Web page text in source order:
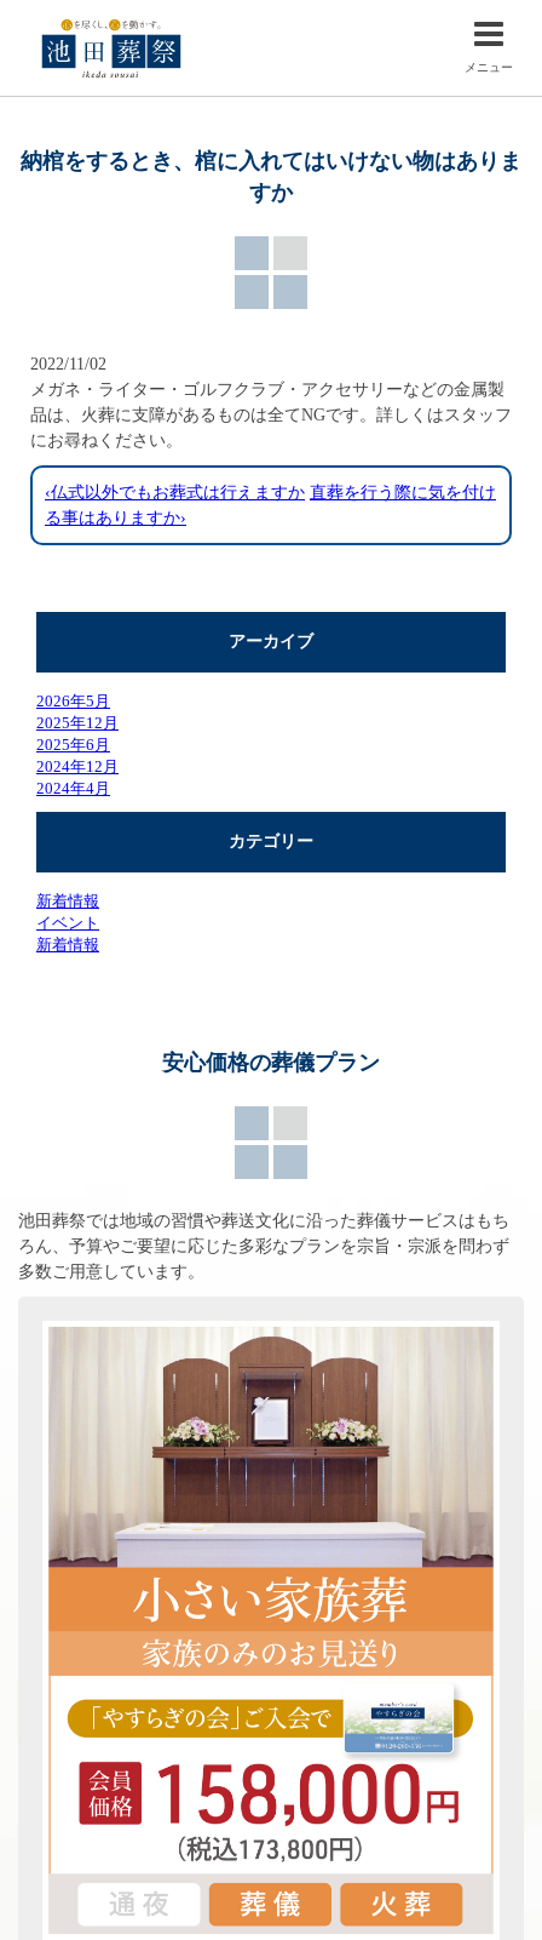
メニュー
納棺をするとき、棺に入れてはいけない物はありま
すか
2022/11/02
メガネ・ライター・ゴルフクラブ・アクセサリーなどの金属製
品は、火葬に支障があるものは全てNGです。詳しくはスタッフ
にお尋ねください。
‹仏式以外でもお葬式は行えますか 直葬を行う際に気を付け
る事はありますか›
アーカイブ
2026年5月
2025年12月
2025年6月
2024年12月
2024年4月
カテゴリー
新着情報
イベント
新着情報
安心価格の葬儀プラン
池田葬祭では地域の習慣や葬送文化に沿った葬儀サービスはもち
ろん、 予算やご要望に応じた多彩なプランを宗旨・宗派を問わず
多数ご用意しています。